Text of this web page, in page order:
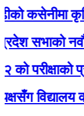
कृषिको
नवौं
परीक्षाको
विद्यालय